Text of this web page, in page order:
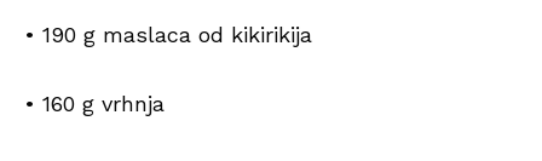
• 190 g maslaca od kikirikija
• 160 g vrhnja